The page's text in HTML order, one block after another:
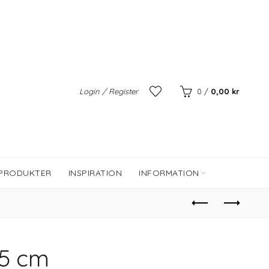
Login / Register 0 / 0,00 kr
INSPIRATION INFORMATION
cm